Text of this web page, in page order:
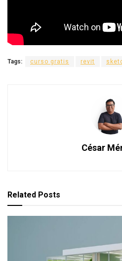
Tags: curso gratis revit
César
Related Posts